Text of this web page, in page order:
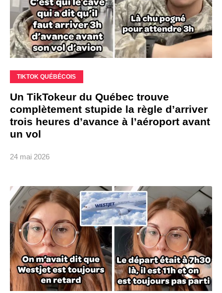
TIKTOK QUÉBÉCOIS
Un TikTokeur du Québec trouve
complètement stupide la règle d’arriver
trois heures d’avance à l’aéroport avant
un vol
24 mai 2026